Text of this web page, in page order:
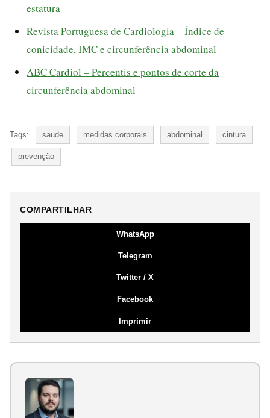
estatura
Revista Portuguesa de Cardiologia – Índice de
conicidade, IMC e circunferência abdominal
ABC Cardiol – Percentis e pontos de corte da
circunferência abdominal
Tags: saude medidas corporais abdominal cintura
prevenção
COMPARTILHAR
WhatsApp
Telegram
Twitter / X
Facebook
Imprimir